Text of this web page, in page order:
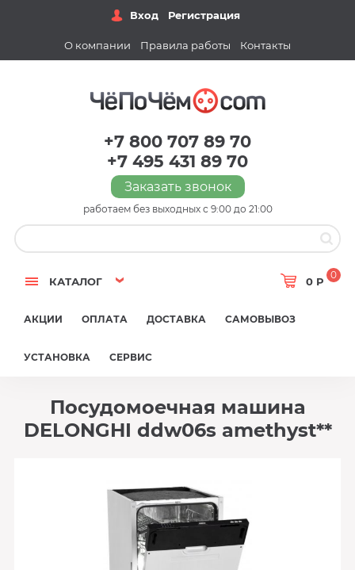
Вход Регистрация
О компании Правила работы Контакты
+7 800 707 89 70
+7 495 431 89 70
Заказать звонок
работаем без выходных с 9:00 до 21:00
КАТАЛОГ 0 Р
0
АКЦИИ ОПЛАТА ДОСТАВКА САМОВЫВОЗ
УСТАНОВКА СЕРВИС
Посудомоечная машина
DELONGHI ddw06s amethyst**